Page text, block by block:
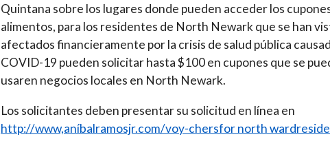
Quintana sobre los lugares donde pueden acceder los
alimentos, para los residentes de North Newark que se han
afectados financieramente por la crisis de salud pública
COVID-19 pueden solicitar hasta $100 en cupones que se
usaren negocios locales en North Newark.
Los solicitantes deben presentar su solicitud en línea en
http://www,aníbalramosjr.com/voy-chersfor north